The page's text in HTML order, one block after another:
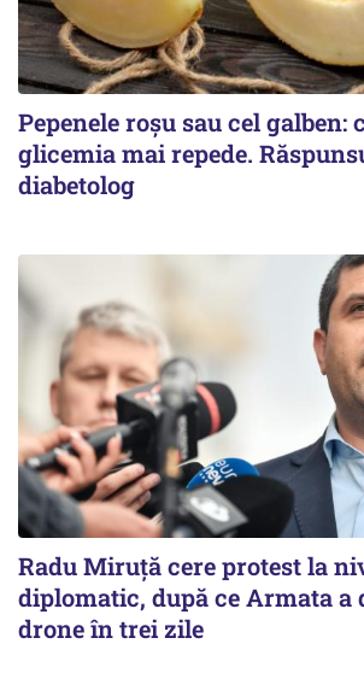
Pepenele roșu sau cel galben:
glicemia mai repede.
diabetolog
Radu Miruţă cere protest la
diplomatic, după ce Armata a
drone în trei zile